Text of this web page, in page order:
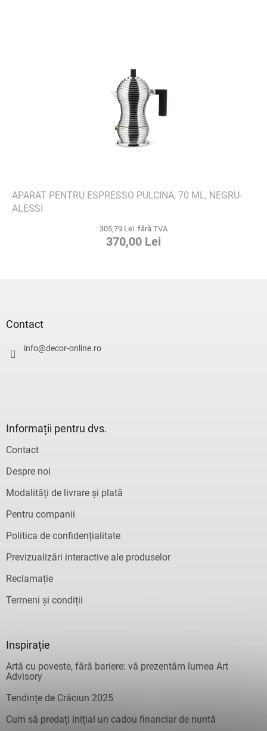
APARAT PENTRU ESPRESSO PULCINA, 70 ML, NEGRU-
ALESSI
305,79 Lei fără TVA
370,00 Lei
Contact
info@decor-online.ro
Informații pentru dvs.
Contact
Despre noi
Modalități de livrare și plată
Pentru companii
Politica de confidențialitate
Previzualizări interactive ale produselor
Reclamație
Termeni și condiții
Inspirație
Artă cu poveste, fără bariere: vă prezentăm lumea Art
Advisory
Tendințe de Crăciun 2025
Cum să predați inițial un cadou financiar de nuntă